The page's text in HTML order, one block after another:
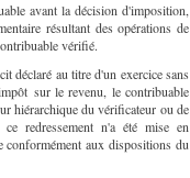
avant la décision d'imposition,
résultant des opérations de
vérifié.
déclaré au titre d'un exercice sans
sur le revenu, le contribuable
hiérarchique du vérificateur ou de
redressement n'a été mise en
conformément aux dispositions du